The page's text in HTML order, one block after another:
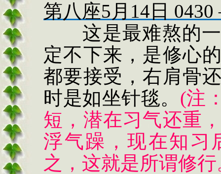
第八座5 月 14 日 0430
这是最难熬的
定不下来，是修心
都要接受，右肩骨
时是如坐针毯。 (注
短，潜在习气还重
浮气躁，现在知习
之，这就是所谓修行